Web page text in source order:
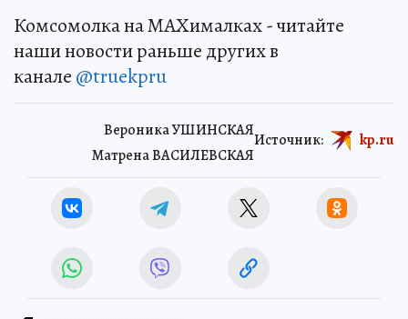
Комсомолка на MAXималках - читайте
наши новости раньше других в
канале @truekpru
Вероника УШИНСКАЯ
Матрена ВАСИЛЕВСКАЯ
Источник: kp.ru